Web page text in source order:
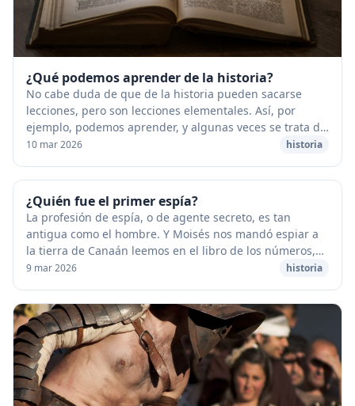
¿Qué podemos aprender de la historia?
No cabe duda de que de la historia pueden sacarse
lecciones, pero son lecciones elementales. Así, por
ejemplo, podemos aprender, y algunas veces se trata de
una advertencia muy útil, que todos los hom...
10 mar 2026 historia
¿Quién fue el primer espía?
La profesión de espía, o de agente secreto, es tan
antigua como el hombre. Y Moisés nos mandó espiar a
la tierra de Canaán leemos en el libro de los números,
en la Biblia, donde se demuestra que el es...
9 mar 2026 historia